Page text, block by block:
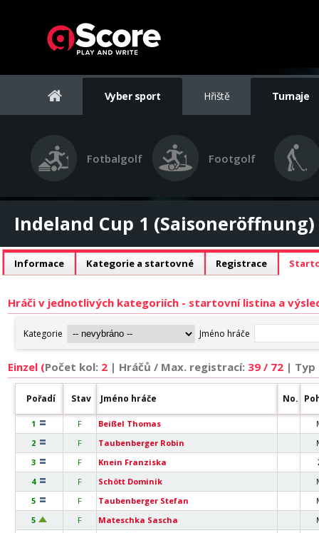
Vyber sport Hřiště Turnaje
Fotbalgolf Footgolf
Indeland Cup 1 (Saisoneröffnung)
Informace Kategorie a startovné Registrace
Hráči v jednotlivých kategoriích - startovní listina a
Einzel (Počet kol: 2 | Hráčů / Max. registrací: 39 / 72 | Typ
Pořadí Stav Jméno hráče No.
1 F Beißel Thomas
2
F Taubenberger Robin
3
F Knein Franziska
4
F Schött Dominik
5
F Taubenberger Stefan
5
F Mateschka Sascha